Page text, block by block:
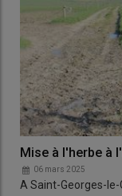
Mise à l'herbe à
06 mars 2025
A Saint-Georges-